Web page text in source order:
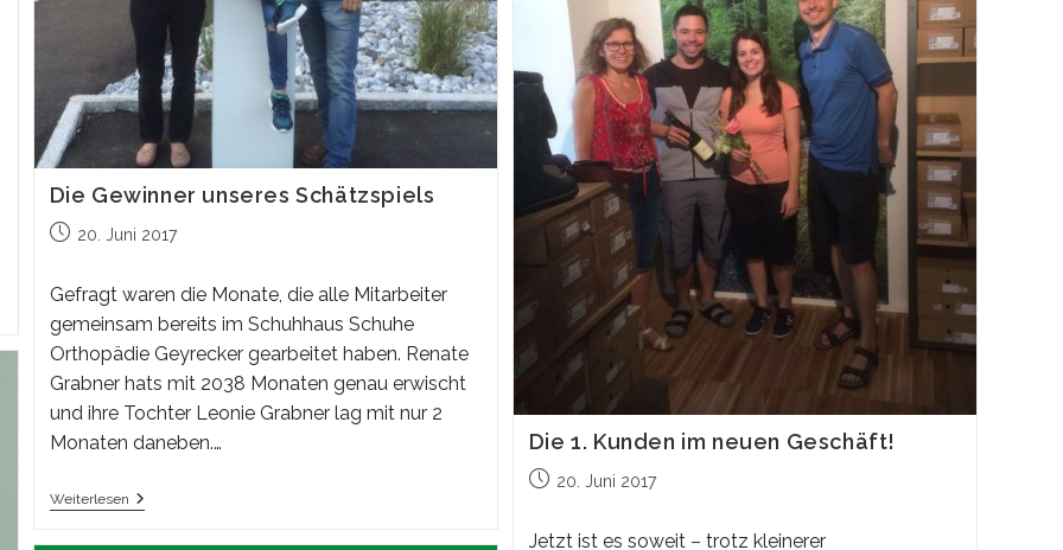
Die Gewinner unseres Schätzspiels
Beitrag20. Juni 2017
Gefragt waren die Monate, die alle Mitarbeiter
gemeinsam bereits im Schuhhaus Schuhe
Orthopädie Geyrecker​ gearbeitet haben. Renate
Grabner hats mit 2038 Monaten genau erwischt
und ihre Tochter Leonie Grabner lag mit nur 2
Monaten daneben.…
WeiterlesenDie
Die 1. Kunden im neuen Geschäft!
Beitrag20. Juni 2017
Jetzt ist es soweit – trotz kleinerer